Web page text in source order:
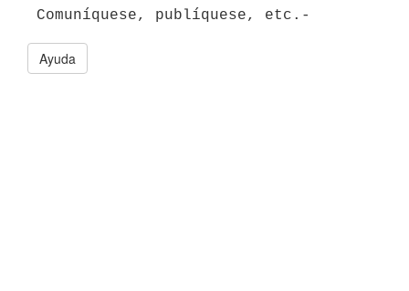
Comuníquese, publíquese, etc.-
Ayuda